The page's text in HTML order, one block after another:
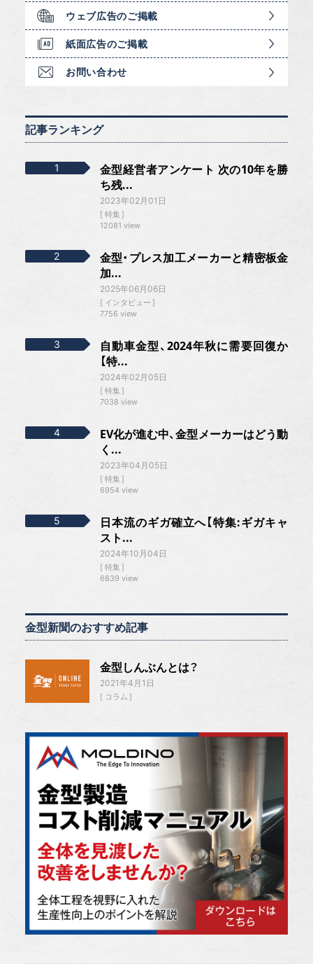
ウェブ広告のご掲載
紙面広告のご掲載
お問い合わせ
記事ランキング
金型経営者アンケート 次の10年を勝
ち残...
2023年02月01日
特集
12081 view
金型・プレス加工メーカーと精密板金
加...
2025年06月06日
インタビュー
7756 view
自動車金型、2024年秋に需要回復か
【特...
2024年02月05日
特集
7038 view
EV化が進む中、金型メーカーはどう動
く...
2023年04月05日
特集
6954 view
日本流のギガ確立へ【特集:ギガキャ
スト...
2024年10月04日
特集
6839 view
金型新聞のおすすめ記事
金型しんぶんとは？
2021年4月1日
コラム